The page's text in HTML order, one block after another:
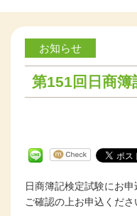
お知らせ
第151回日商簿
日商簿記検定試験にお
ご確認の上お申込くださ